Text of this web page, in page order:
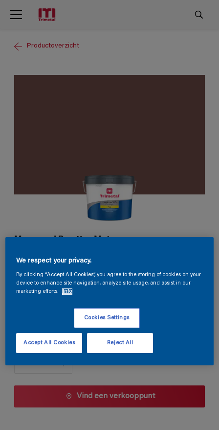
Productoverzicht
Magnacryl Prestige Mat
B8.16.29
Kleur wijzigen
1 L
2,5 L
Aantal
Vind een verkooppunt
We respect your privacy.
By clicking “Accept All Cookies”, you agree to the storing of cookies on your
device to enhance site navigation, analyze site usage, and assist in our
marketing efforts.
Info
Cookies Settings
Reject All
Accept All Cookies